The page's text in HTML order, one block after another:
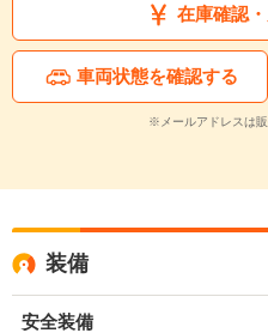
在庫確認
車両状態を確認する
※メールアドレスは販
装備
安全装備